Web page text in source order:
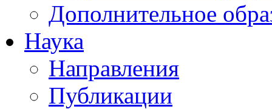
Дополнительное
Наука
Направления
Публикации